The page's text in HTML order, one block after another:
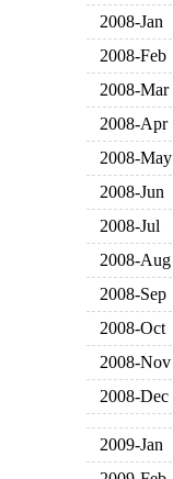
2008-Jan
2008-Feb
2008-Mar
2008-Apr
2008-May
2008-Jun
2008-Jul
2008-Aug
2008-Sep
2008-Oct
2008-Nov
2008-Dec
2009-Jan